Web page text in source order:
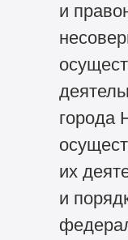
и
города
их
и